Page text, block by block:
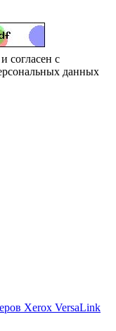
и согласен с
данных
Xerox VersaLink